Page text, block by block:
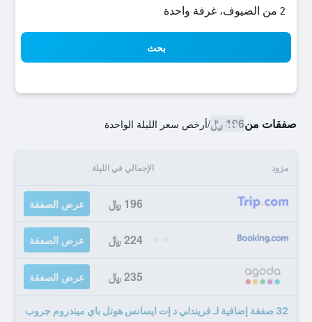
2 من الضيوف، غرفة واحدة
بحث
صفقات من196 ﷼ /أرخص سعر الليلة الواحدة
مزود الإجمالي في الليلة
196 ﷼ عرض الصفقة
224 ﷼ عرض الصفقة
235 ﷼ عرض الصفقة
32 صفقة إضافية لـ فريندلي د إت ايسانس هوتل باي ميندروم جروب